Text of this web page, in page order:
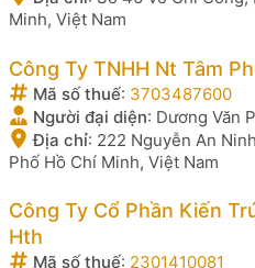
Minh, Việt Nam
Công Ty TNHH Nt Tâm
Mã số thuế: 3703487600
Người đại diện: Dương Văn
Địa chỉ: 222 Nguyễn An
Phố Hồ Chí Minh, Việt Nam
Công Ty Cổ Phần Kiến
Hth
Mã số thuế: 2301410081